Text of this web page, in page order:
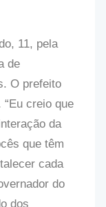
11, pela
de
O prefeito
creio que
da
que têm
cada
do
dos